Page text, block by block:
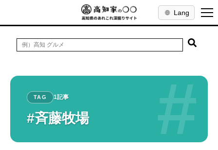
Lang
#
TAG 1記事
#斉藤牧場